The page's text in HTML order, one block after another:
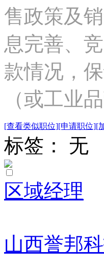
售政策及
息完善、
款情况，
（或工业
[查看类似职位][申请职位][
标签： 无
区域经理
山西誉邦